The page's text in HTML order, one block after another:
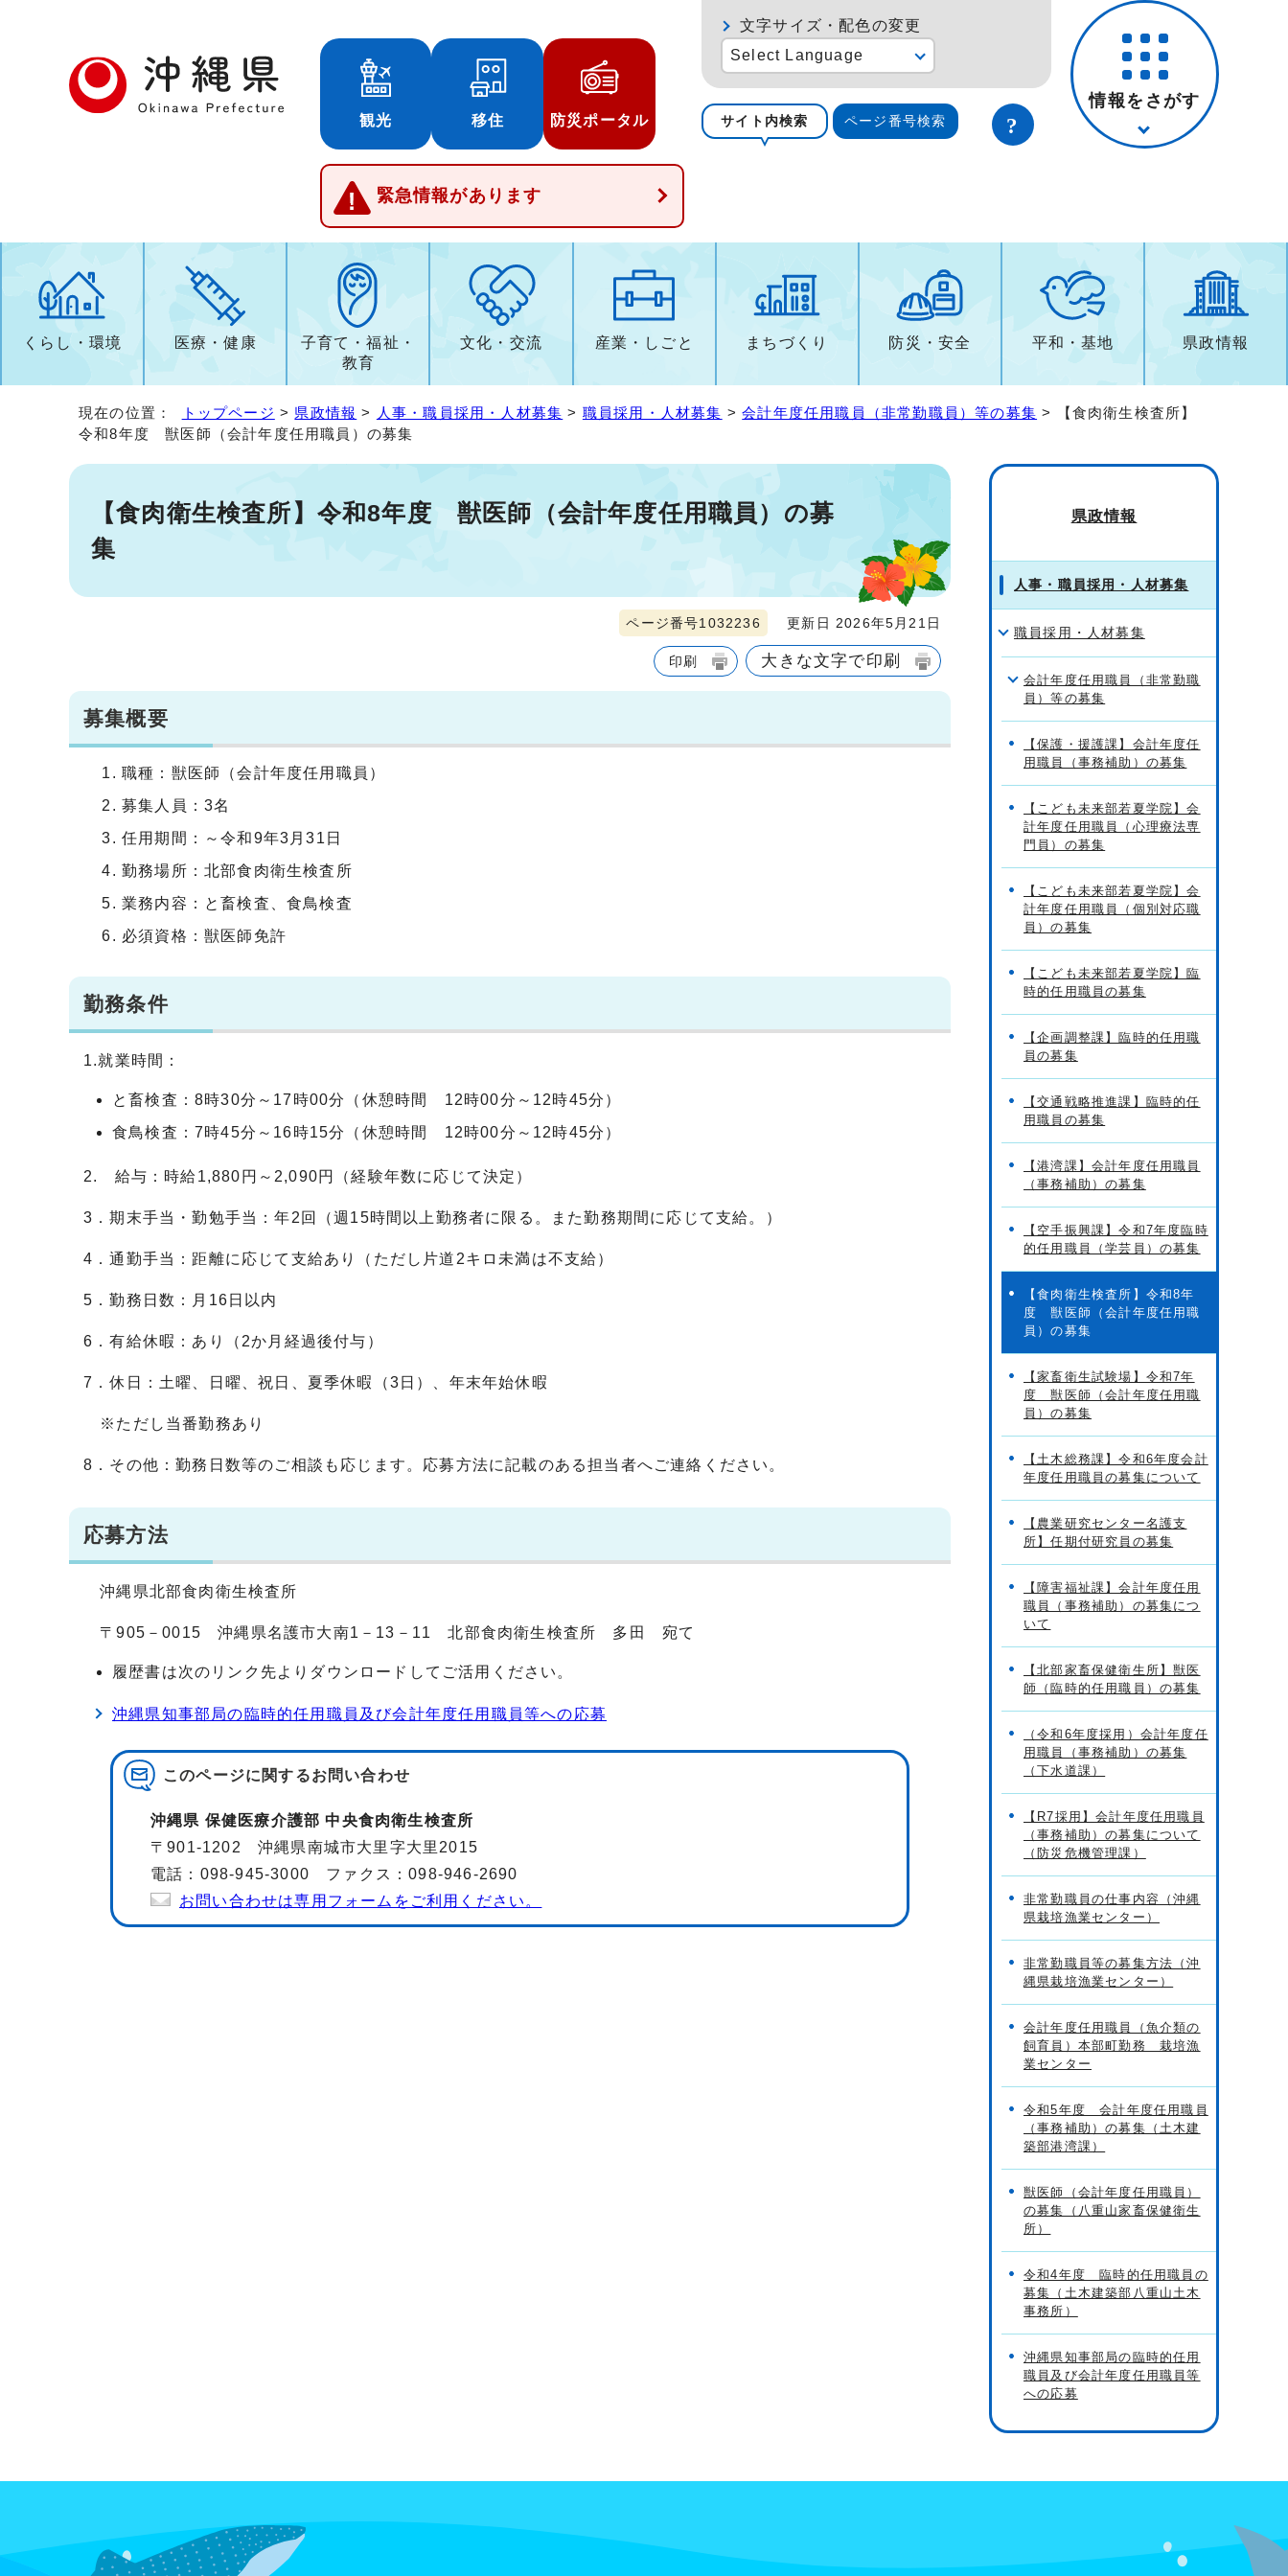
観光 移住 防災ポータル
緊急情報があります
文字サイズ・配色の変更
Select Language
サイト内検索 ページ番号検索
情報をさがす
くらし・環境 医療・健康
子育て・福祉・
教育
文化・交流 産業・しごと まちづくり 防災・安全 平和・基地 県政情報
現在の位置： トップページ > 県政情報 > 人事・職員採用・人材募集 > 職員採用・人材募集 >会計年度任用職員（非常勤職員）等の募集 > 【食肉衛生検査所】
令和8年度 獣医師（会計年度任用職員）の募集
【食肉衛生検査所】令和8年度 獣医師（会計年度任用職員）の募
集
ページ番号1032236 更新日 2026年5月21日
印刷 大きな文字で印刷
募集概要
職種：獣医師（会計年度任用職員）
募集人員：3名
任用期間：～令和9年3月31日
勤務場所：北部食肉衛生検査所
業務内容：と畜検査、食鳥検査
必須資格：獣医師免許
勤務条件
1.就業時間：
と畜検査：8時30分～17時00分（休憩時間 12時00分～12時45分）
食鳥検査：7時45分～16時15分（休憩時間 12時00分～12時45分）
2. 給与：時給1,880円～2,090円（経験年数に応じて決定）
3．期末手当・勤勉手当：年2回（週15時間以上勤務者に限る。また勤務期間に応じて支給。）
4．通勤手当：距離に応じて支給あり（ただし片道2キロ未満は不支給）
5．勤務日数：月16日以内
6．有給休暇：あり（2か月経過後付与）
7．休日：土曜、日曜、祝日、夏季休暇（3日）、年末年始休暇
※ただし当番勤務あり
8．その他：勤務日数等のご相談も応じます。応募方法に記載のある担当者へご連絡ください。
応募方法
沖縄県北部食肉衛生検査所
〒905－0015 沖縄県名護市大南1－13－11 北部食肉衛生検査所 多田 宛て
履歴書は次のリンク先よりダウンロードしてご活用ください。
沖縄県知事部局の臨時的任用職員及び会計年度任用職員等への応募
このページに関するお問い合わせ
沖縄県 保健医療介護部 中央食肉衛生検査所
〒901-1202 沖縄県南城市大里字大里2015
電話：098-945-3000 ファクス：098-946-2690
お問い合わせは専用フォームをご利用ください。
県政情報
人事・職員採用・人材募集
職員採用・人材募集
会計年度任用職員（非常勤職
員）等の募集
【保護・援護課】会計年度任
用職員（事務補助）の募集
【こども未来部若夏学院】会
計年度任用職員（心理療法専
門員）の募集
【こども未来部若夏学院】会
計年度任用職員（個別対応職
員）の募集
【こども未来部若夏学院】臨
時的任用職員の募集
【企画調整課】臨時的任用職
員の募集
【交通戦略推進課】臨時的任
用職員の募集
【港湾課】会計年度任用職員
（事務補助）の募集
【空手振興課】令和7年度臨時
的任用職員（学芸員）の募集
【食肉衛生検査所】令和8年
度 獣医師（会計年度任用職
員）の募集
【家畜衛生試験場】令和7年
度 獣医師（会計年度任用職
員）の募集
【土木総務課】令和6年度会計
年度任用職員の募集について
【農業研究センター名護支
所】任期付研究員の募集
【障害福祉課】会計年度任用
職員（事務補助）の募集につ
いて
【北部家畜保健衛生所】獣医
師（臨時的任用職員）の募集
（令和6年度採用）会計年度任
用職員（事務補助）の募集
（下水道課）
【R7採用】会計年度任用職員
（事務補助）の募集について
（防災危機管理課）
非常勤職員の仕事内容（沖縄
県栽培漁業センター）
非常勤職員等の募集方法（沖
縄県栽培漁業センター）
会計年度任用職員（魚介類の
飼育員）本部町勤務 栽培漁
業センター
令和5年度 会計年度任用職員
（事務補助）の募集（土木建
築部港湾課）
獣医師（会計年度任用職員）
の募集（八重山家畜保健衛生
所）
令和4年度 臨時的任用職員の
募集（土木建築部八重山土木
事務所）
沖縄県知事部局の臨時的任用
職員及び会計年度任用職員等
への応募